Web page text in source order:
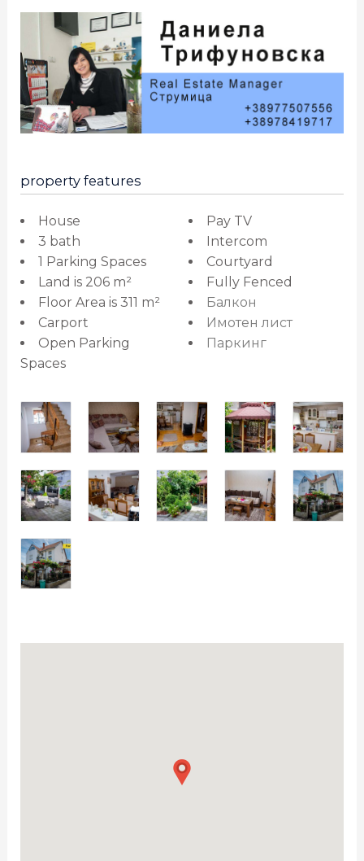
property features
House
3 bath
1 Parking Spaces
Land is 206 m²
Floor Area is 311 m²
Carport
Open Parking
Spaces
Pay TV
Intercom
Courtyard
Fully Fenced
Балкон
Имотен лист
Паркинг